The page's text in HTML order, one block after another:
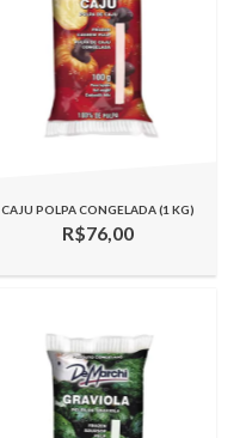
CAJU POLPA CONGELADA (1 KG)
R$76,00